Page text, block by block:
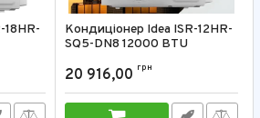
18HR-
Кондиціонер Idea ISR-12HR-
SQ5-DN8 12000 BTU
20 916,00 грн